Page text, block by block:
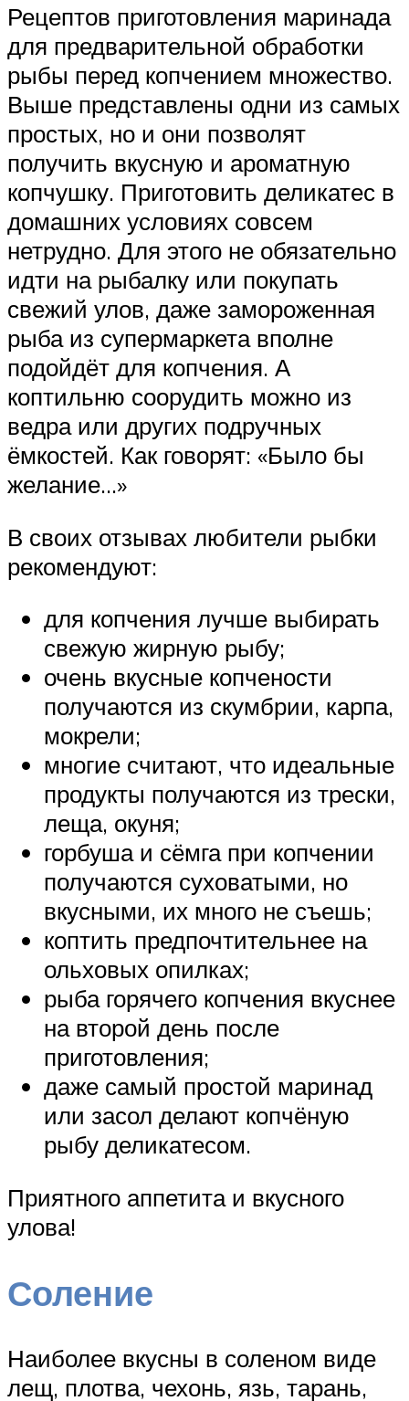
Рецептов приготовления маринада
для предварительной обработки
рыбы перед копчением множество.
Выше представлены одни из самых
простых, но и они позволят
получить вкусную и ароматную
копчушку. Приготовить деликатес в
домашних условиях совсем
нетрудно. Для этого не обязательно
идти на рыбалку или покупать
свежий улов, даже замороженная
рыба из супермаркета вполне
подойдёт для копчения. А
коптильню соорудить можно из
ведра или других подручных
ёмкостей. Как говорят: «Было бы
желание…»
В своих отзывах любители рыбки
рекомендуют:
для копчения лучше выбирать
свежую жирную рыбу;
очень вкусные копчености
получаются из скумбрии, карпа,
мокрели;
многие считают, что идеальные
продукты получаются из трески,
леща, окуня;
горбуша и сёмга при копчении
получаются суховатыми, но
вкусными, их много не съешь;
коптить предпочтительнее на
ольховых опилках;
рыба горячего копчения вкуснее
на второй день после
приготовления;
даже самый простой маринад
или засол делают копчёную
рыбу деликатесом.
Приятного аппетита и вкусного
улова!
Соление
Наиболее вкусны в соленом виде
лещ, плотва, чехонь, язь, тарань,